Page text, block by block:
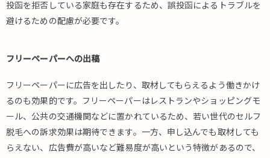
投函を拒否している家庭も存在するため、誤投函によるトラブルを
避けるための配慮が必要です。
フリーペーパーへの出稿
フリーペーパーに広告を出したり、取材してもらえるよう働きかけ
るのも効果的です。フリーペーパーはレストランやショッピングモ
ール、公共の交通機関などに置かれているため、若い世代のセルフ
脱毛への訴求効果は期待できます。一方、申し込んでも取材しても
らえない、広告費が高いなど難易度が高いという特徴があるので、